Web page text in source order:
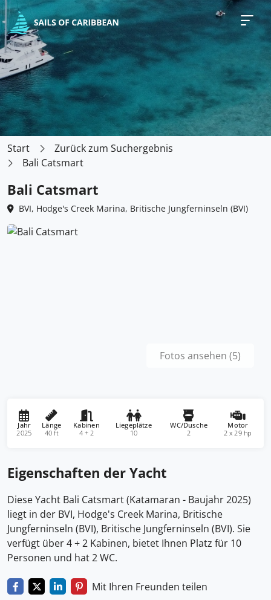
Start
Zurück zum Suchergebnis
Bali Catsmart
Bali Catsmart
BVI, Hodge's Creek Marina, Britische Jungferninseln (BVI)
Fotos ansehen (5)
Jahr
2025
Länge
40 ft
Kabinen
4 + 2
Liegeplätze
10
WC/Dusche
2
Motor
2 x 29 hp
Eigenschaften der Yacht
Diese Yacht Bali Catsmart (Katamaran - Baujahr 2025)
liegt in der BVI, Hodge's Creek Marina, Britische
Jungferninseln (BVI), Britische Jungferninseln (BVI). Sie
verfügt über 4 + 2 Kabinen, bietet Ihnen Platz für 10
Personen und hat 2 WC.
Mit Ihren Freunden teilen